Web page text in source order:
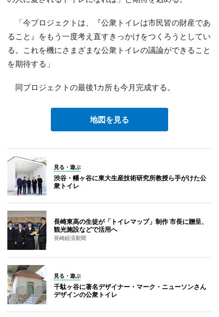
「今プロジェクトは、『公衆トイレは市民皆の財産であ
ること』をもう一度考え直すきっかけをつくろうとしてい
る。これを機にさまざまな公衆トイレの議論ができること
を期待する」
同プロジェクトの最後1カ所も今月完成する。
地図を見る
見る・遊ぶ
渋谷・幡ヶ谷に東大生産技術研究所教授ら手がけた公
衆トイレ
長崎東高の生徒が「トイレマップ」制作 市長に贈呈、
観光施設などで活用へ
長崎経済新聞
見る・遊ぶ
千駄ヶ谷に著名デザイナー・マーク・ニューソンさん
デザインの公衆トイレ